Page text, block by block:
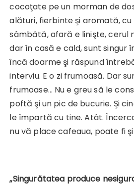
cocoţate pe un morman de
alături, fierbinte şi aromată,
sâmbătă, afară e linişte, cerul
dar în casă e cald, sunt singur
încă doarme şi răspund
interviu. E o zi frumoasă. Dar
frumoase… Nu e greu să le
poftă şi un pic de bucurie. Şi
le împartă cu tine. Atât.
nu vă place cafeaua, poate fi
„Singurătatea produce